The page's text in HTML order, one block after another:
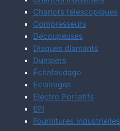
Chariots télescopiques
Compresseurs
Découpeuses
Disques diamants
Dumpers
Échafaudage
Eclairages
Electro Portatifs
EPI
Fournitures industrielles